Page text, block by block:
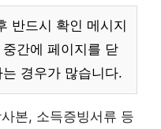
반드시 확인 메시지
간에 페이지를 닫
경우가 많습니다.
본, 소득증빙서류 등